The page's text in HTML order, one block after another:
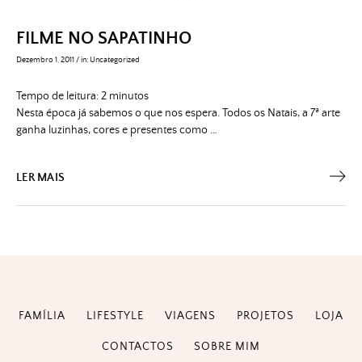
FILME NO SAPATINHO
Dezembro 1, 2011/in: Uncategorized
Tempo de leitura:2 minutos
Nesta época já sabemos o que nos espera. Todos os Natais, a 7ª arte
ganha luzinhas, cores e presentes como …
LER MAIS
FAMÍLIA LIFESTYLE VIAGENS PROJETOS LOJA
CONTACTOS SOBRE MIM